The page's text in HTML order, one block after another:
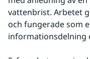
vattenbrist. Arbetet
och fungerade som
informationsdelning